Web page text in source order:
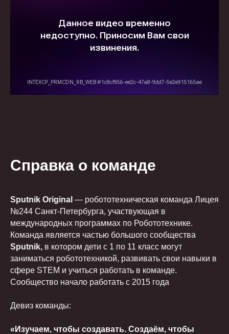
Справка о команде
Sputnik Original — робототехническая команда Лицея
№244 Санкт-Петербурга, участвующая в
международных программах по Робототехнике.
Команда является частью большого сообщества
Sputnik, в котором дети с 1 по 11 класс могут
заниматься робототехникой, развивать свои навыки в
сфере STEM и учиться работать в команде.
Сообщество начало работать с 2015 года
Девиз команды:
«Изучаем, чтобы создавать. Создаём, чтобы